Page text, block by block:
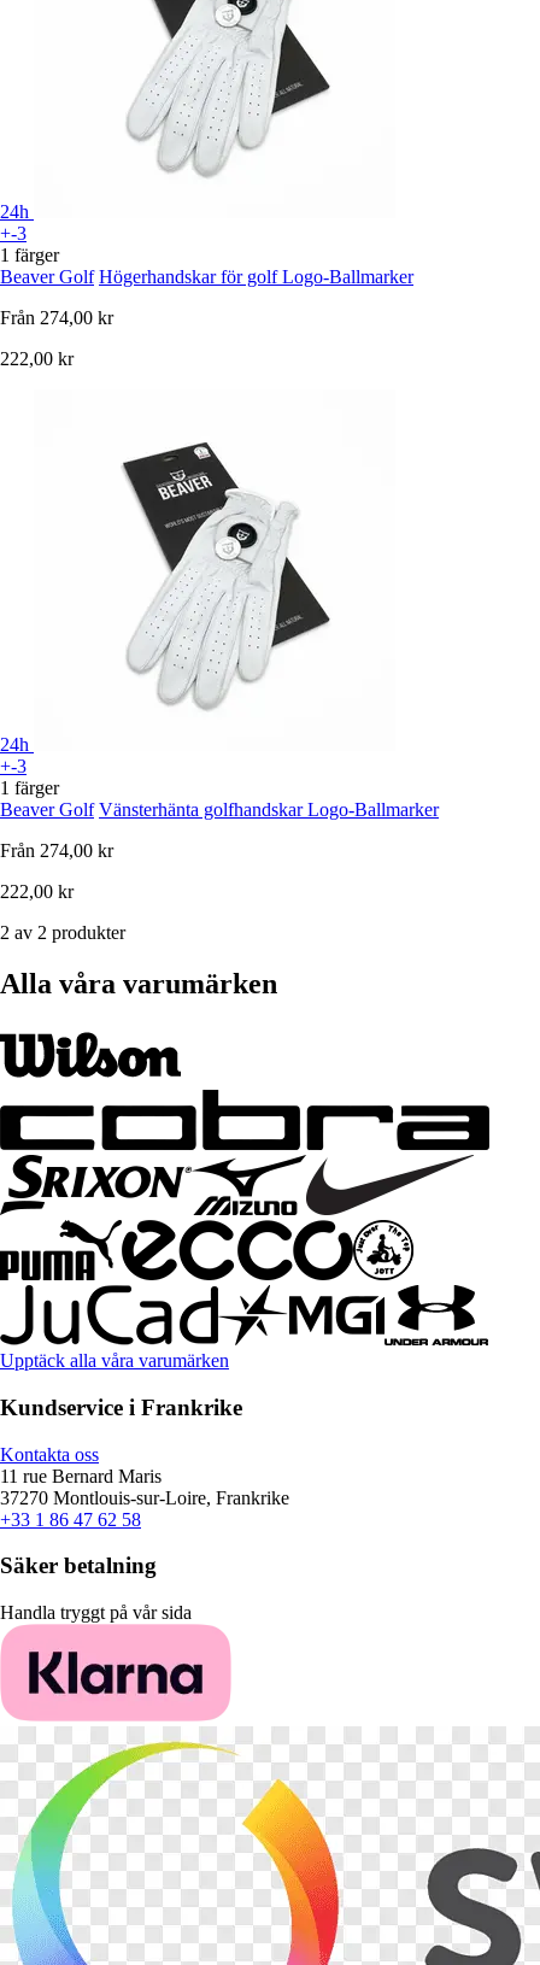
24h
+-3
1 färger
Beaver Golf Högerhandskar för golf Logo-Ballmarker
Från 274,00 kr
222,00 kr
24h
+-3
1 färger
Beaver Golf Vänsterhänta golfhandskar Logo-Ballmarker
Från 274,00 kr
222,00 kr
2 av 2 produkter
Alla våra varumärken
Upptäck alla våra varumärken
Kundservice i Frankrike
Kontakta oss
11 rue Bernard Maris
37270 Montlouis-sur-Loire, Frankrike
+33 1 86 47 62 58
Säker betalning
Handla tryggt på vår sida